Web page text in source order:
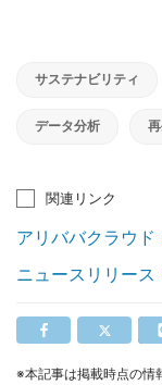
サステナビリティ
データ分析
関連リンク
アリババクラウド
ニュースリリース
※本記事は掲載時点の情